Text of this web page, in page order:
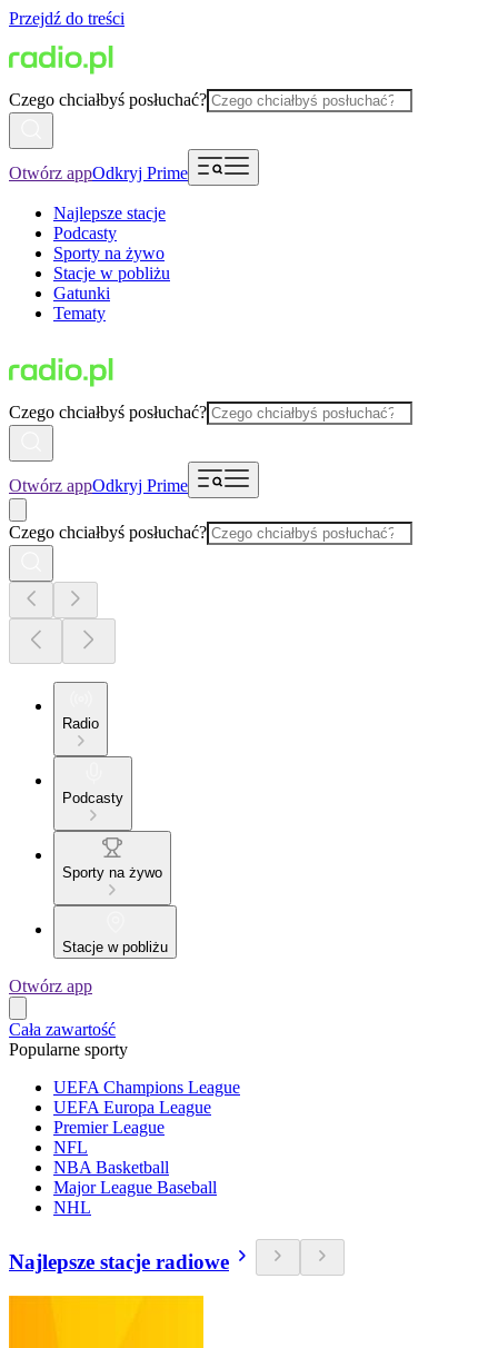
Przejdź do treści
Czego chciałbyś posłuchać?
Otwórz appOdkryj Prime
Najlepsze stacje
Podcasty
Sporty na żywo
Stacje w pobliżu
Gatunki
Tematy
Czego chciałbyś posłuchać?
Otwórz appOdkryj Prime
Czego chciałbyś posłuchać?
Radio
Podcasty
Sporty na żywo
Stacje w pobliżu
Otwórz app
Cała zawartość
Popularne sporty
UEFA Champions League
UEFA Europa League
Premier League
NFL
NBA Basketball
Major League Baseball
NHL
Najlepsze stacje radiowe